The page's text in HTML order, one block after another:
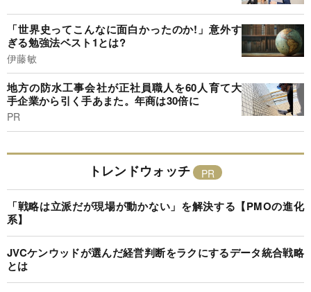
「世界史ってこんなに面白かったのか!」意外す
ぎる勉強法ベスト1とは?
伊藤敏
地方の防水工事会社が正社員職人を60人育て大
手企業から引く手あまた。年商は30倍に
PR
トレンドウォッチ
「戦略は立派だが現場が動かない」を解決する【PMOの進化
系】
JVCケンウッドが選んだ経営判断をラクにするデータ統合戦略
とは